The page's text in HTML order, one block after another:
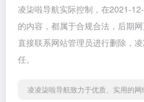
凌柒啦导航实际控制，在2021-
的内容，都属于合规合法，后期
直接联系网站管理员进行删除，
任。
凌凌柒啦导航致力于优质、实用的网